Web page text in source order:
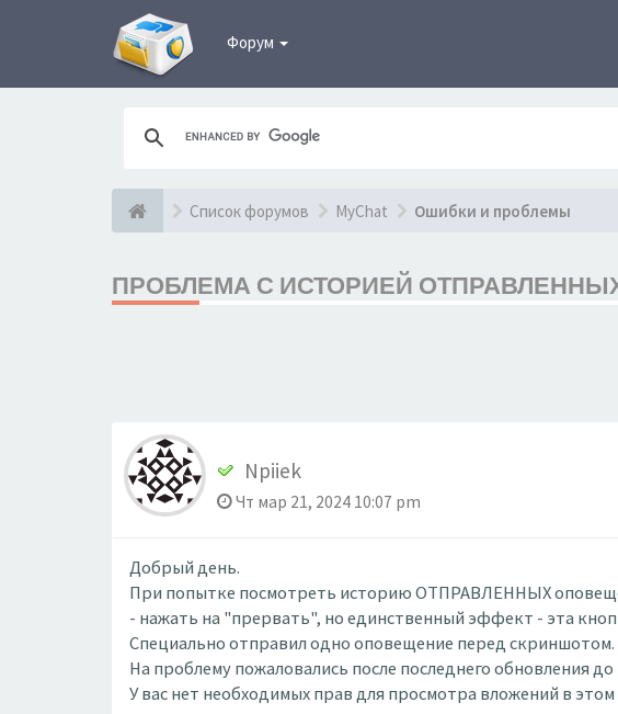
Форум
Список форумов MyChat Ошибки и проблемы
ПРОБЛЕМА С ИСТОРИЕЙ
Npiiek
Чт мар 21, 2024 10:07 pm
Добрый день.
При попытке посмотреть историю ОТПРАВЛЕННЫХ
- нажать на "прервать", но единственный эффект - эта
Специально отправил одно оповещение перед скриншотом.
На проблему пожаловались после последнего обновления до
У вас нет необходимых прав для просмотра вложений в